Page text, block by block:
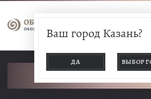
Ваш город Казань?
ДА ВЫБОР